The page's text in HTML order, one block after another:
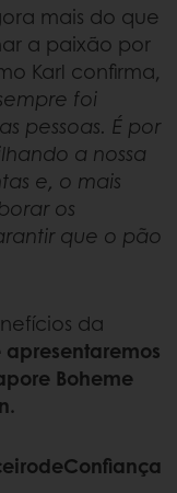
mais do que
a paixão por
Karl confirma,
foi
pessoas. É por
a nossa
e, o mais
os
que o pão
da
Boheme